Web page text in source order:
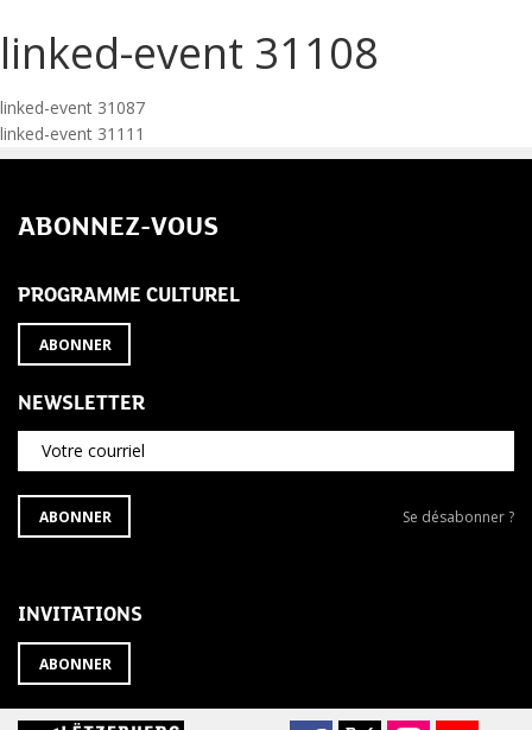
linked-event 31108
Navigation
de
l’article
linked-event 31087
linked-event 31111
ABONNEZ-VOUS
PROGRAMME CULTUREL
ABONNER
NEWSLETTER
Votre courriel
S'ABONNER
À
ABONNER
Se
Se désabonner ?
INVITATIONS
ABONNER